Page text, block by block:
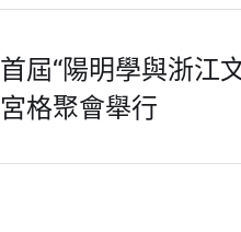
首屆“陽明學與浙江
宮格聚會舉行